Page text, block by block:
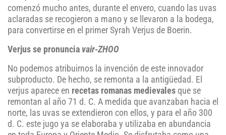
comenzó mucho antes, durante el envero, cuando las uvas
aclaradas se recogieron a mano y se llevaron a la bodega,
para convertirse en el primer Syrah Verjus de Boerin.
Verjus se pronuncia vair-ZHOO
No podemos atribuirnos la invención de este innovador
subproducto. De hecho, se remonta a la antigüedad. El
verjus aparece en recetas romanas medievales que se
remontan al año 71 d. C. A medida que avanzaban hacia el
norte, las uvas se extendieron con ellos, y para el año 300
d. C. este jugo ya se elaboraba y utilizaba en abundancia